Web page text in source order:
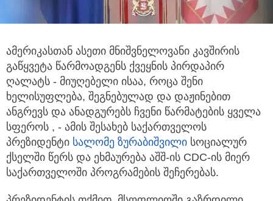
ამერიკასთან ასეთი მნიშვნელოვანი კავშირის
გაწყვეტა წარმოადგენს ქვეყნის პირდაპირ
ღალატს - მიუღებელი ისაა, როცა შენი
ხელისუფლება, შეგნებულად და დაჟინებით
ანგრევს და ანადგურებს ჩვენი წარმატების ყველა
სფეროს , - ამის შესახებ საქართველოს
პრეზიდენტი სალომე ზურაბიშვილი სოციალურ
ქსელში წერს და ეხმაურება აშშ-ის CDC-ის მიერ
საქართველოში პროგრამების შეჩერებას.